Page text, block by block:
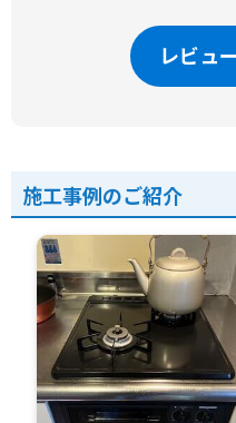
レビュ
施工事例のご紹介